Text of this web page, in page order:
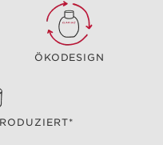
ÖKODESIGN